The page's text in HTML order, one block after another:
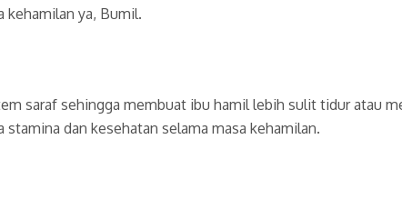
kehamilan ya, Bumil.
saraf sehingga membuat ibu hamil lebih sulit tidur atau
dan kesehatan selama masa kehamilan.